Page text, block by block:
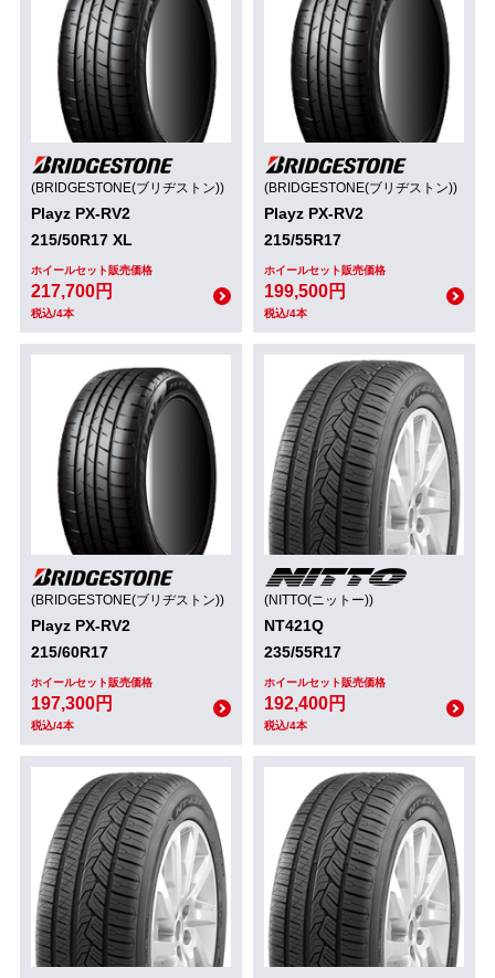
(BRIDGESTONE(ブリヂストン))
Playz PX-RV2
215/50R17 XL
ホイールセット販売価格
217,700円
税込/4本
(BRIDGESTONE(ブリヂストン))
Playz PX-RV2
215/55R17
ホイールセット販売価格
199,500円
税込/4本
(BRIDGESTONE(ブリヂストン))
Playz PX-RV2
215/60R17
ホイールセット販売価格
197,300円
税込/4本
(NITTO(ニットー))
NT421Q
235/55R17
ホイールセット販売価格
192,400円
税込/4本